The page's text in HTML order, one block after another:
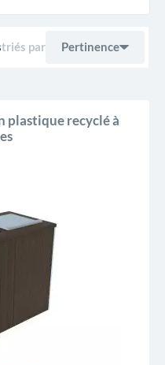
triés par Pertinence
Nom, A à Z
plastique recyclé à